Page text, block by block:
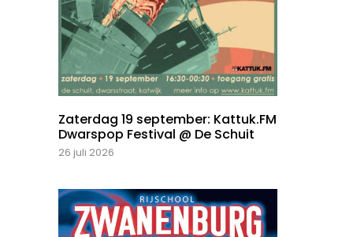
Zaterdag 19 september: Kattuk.FM
Dwarspop Festival @ De Schuit
26 juli 2026